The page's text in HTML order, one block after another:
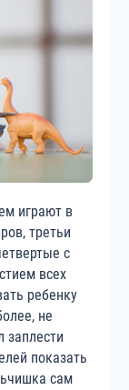
играют в
третьи
с
всех
ребенку
не
заплести
показать
сам